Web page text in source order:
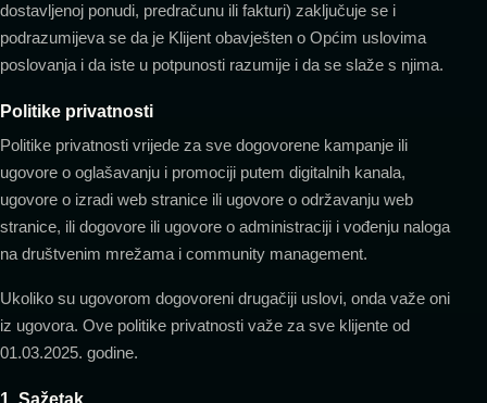
dostavljenoj ponudi, predračunu ili fakturi) zaključuje se i
podrazumijeva se da je Klijent obavješten o Općim uslovima
poslovanja i da iste u potpunosti razumije i da se slaže s njima.
Politike privatnosti
Politike privatnosti vrijede za sve dogovorene kampanje ili
ugovore o oglašavanju i promociji putem digitalnih kanala,
ugovore o izradi web stranice ili ugovore o održavanju web
stranice, ili dogovore ili ugovore o administraciji i vođenju naloga
na društvenim mrežama i community management.
Ukoliko su ugovorom dogovoreni drugačiji uslovi, onda važe oni
iz ugovora. Ove politike privatnosti važe za sve klijente od
01.03.2025. godine.